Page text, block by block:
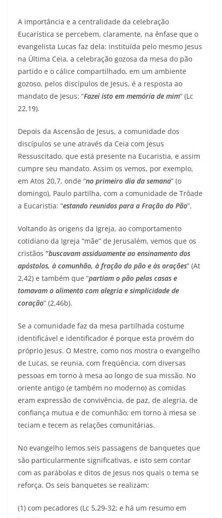
A importância e a centralidade da celebração
Eucarística se percebem, claramente, na ênfase que o
evangelista Lucas faz dela: instituída pelo mesmo Jesus
na Última Ceia, a celebração gozosa da mesa do pão
partido e o cálice compartilhado, em um ambiente
gozoso, pelos discípulos de Jesus, é a resposta ao
mandato de Jesus: “Fazei isto em memória de mim” (Lc
22,19).
Depois da Ascensão de Jesus, a comunidade dos
discípulos se une através da Ceia com Jesus
Ressuscitado, que está presente na Eucaristia, e assim
cumpre seu mandato. Assim os vemos, por exemplo,
em Atos 20,7, onde “no primeiro dia da semana” (o
domingo), Paulo partilha, com a comunidade de Trôade
a Eucaristia: “estando reunidos para a Fração do Pão”.
Voltando às origens da Igreja, ao comportamento
cotidiano da Igreja “mãe” de Jerusalém, vemos que os
cristãos “buscavam assiduamente ao ensinamento dos
apóstolos, à comunhão, à fração do pão e às orações” (At
2,42) e também que “partiam o pão pelas casas e
tomavam o alimento com alegria e simplicidade de
coração” (2,46b).
Se a comunidade faz da mesa partilhada costume
identificável e identificador é porque esta provém do
próprio Jesus. O Mestre, como nos mostra o evangelho
de Lucas, se reunia, com freqüência, com diversas
pessoas em torno à mesa ao longo de sua missão. No
oriente antigo (e também no moderno) as comidas
eram expressão de convivência, de paz, de alegria, de
confiança mutua e de comunhão; em torno à mesa se
teciam e tecem as relações comunitárias.
No evangelho lemos seis passagens de banquetes que
são particularmente significativas, e isto sem contar
com as parábolas e ditos de Jesus nos quais o tema se
reforça. Os seis banquetes se realizam:
(1) com pecadores (Lc 5,29-32; e há um resumo em